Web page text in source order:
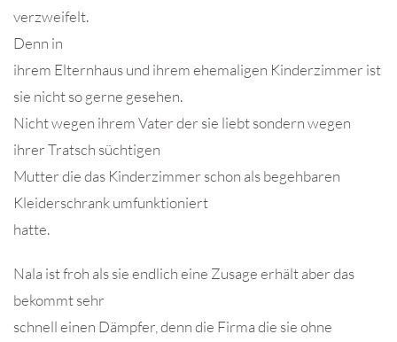
verzweifelt.
Denn in
ihrem Elternhaus und ihrem ehemaligen Kinderzimmer ist
sie nicht so gerne gesehen.
Nicht wegen ihrem Vater der sie liebt sondern wegen
ihrer Tratsch süchtigen
Mutter die das Kinderzimmer schon als begehbaren
Kleiderschrank umfunktioniert
hatte.
Nala ist froh als sie endlich eine Zusage erhält aber das
bekommt sehr
schnell einen Dämpfer, denn die Firma die sie ohne